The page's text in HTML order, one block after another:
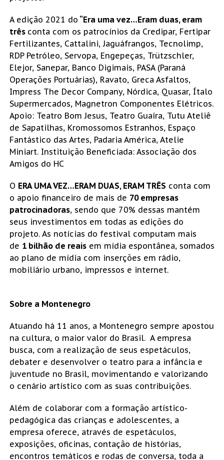
A edição 2021 do “Era uma vez…Eram duas, eram
três conta com os patrocínios da Credipar, Fertipar
Fertilizantes, Cattalini, Jaguáfrangos, Tecnolimp,
RDP Petróleo, Servopa, Engepeças, Trützschler,
Elejor, Sanepar, Banco Digimais, PASA (Paraná
Operações Portuárias), Ravato, Greca Asfaltos,
Impress The Decor Company, Nórdica, Quasar, Ítalo
Supermercados, Magnetron Componentes Elétricos.
Apoio: Teatro Bom Jesus, Teatro Guaíra, Tutu Ateliê
de Sapatilhas, Kromossomos Estranhos, Espaço
Fantástico das Artes, Padaria América, Atelie
Miniart. Instituição Beneficiada: Associação dos
Amigos do HC
O ERA UMA VEZ…ERAM DUAS, ERAM TRÊS conta com
o apoio financeiro de mais de 70 empresas
patrocinadoras, sendo que 70% dessas mantém
seus investimentos em todas as edições do
projeto. As notícias do festival computam mais
de 1 bilhão de reaisem mídia espontânea, somados
ao plano de mídia com inserções em rádio,
mobiliário urbano, impressos e internet.
Sobre a Montenegro
Atuando há 11 anos, a Montenegro sempre apostou
na cultura, o maior valor do Brasil. A empresa
busca, com a realização de seus espetáculos,
debater e desenvolver o teatro para a infância e
juventude no Brasil, movimentando e valorizando
o cenário artístico com as suas contribuições.
Além de colaborar com a formação artístico-
pedagógica das crianças e adolescentes, a
empresa oferece, através de espetáculos,
exposições, oficinas, contação de histórias,
encontros temáticos e rodas de conversa, toda a